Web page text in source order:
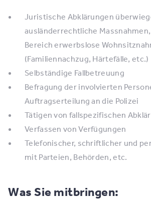
Juristische Abklärungen
ausländerrechtliche
Bereich erwerbslose
(Familiennachzug, Härtefälle, etc.)
Selbständige Fallbetreuung
Befragung der involvierten
Auftragserteilung an die Polizei
Tätigen von fallspezifischen
Verfassen von Verfügungen
Telefonischer, schriftlicher und
mit Parteien, Behörden, etc.
Was Sie mitbringen: